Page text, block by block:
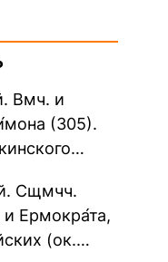
Вмч. и
(305).
Христа
Сщмчч.
Ермокра́та,
(ок.